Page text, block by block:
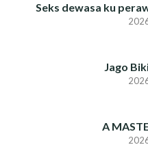
Seks dewasa ku
Jago
A